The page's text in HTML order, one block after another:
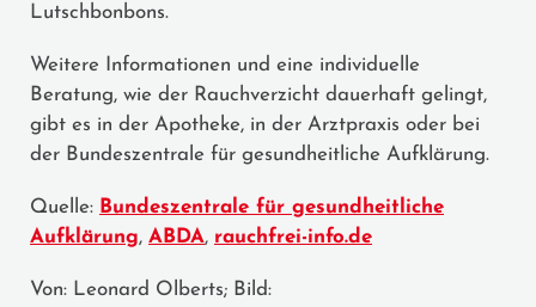
Lutschbonbons.
Weitere Informationen und eine individuelle
Beratung, wie der Rauchverzicht dauerhaft gelingt,
gibt es in der Apotheke, in der Arztpraxis oder bei
der Bundeszentrale für gesundheitliche Aufklärung.
Quelle: Bundeszentrale für gesundheitliche
Aufklärung, ABDA, rauchfrei-info.de
Von: Leonard Olberts; Bild: